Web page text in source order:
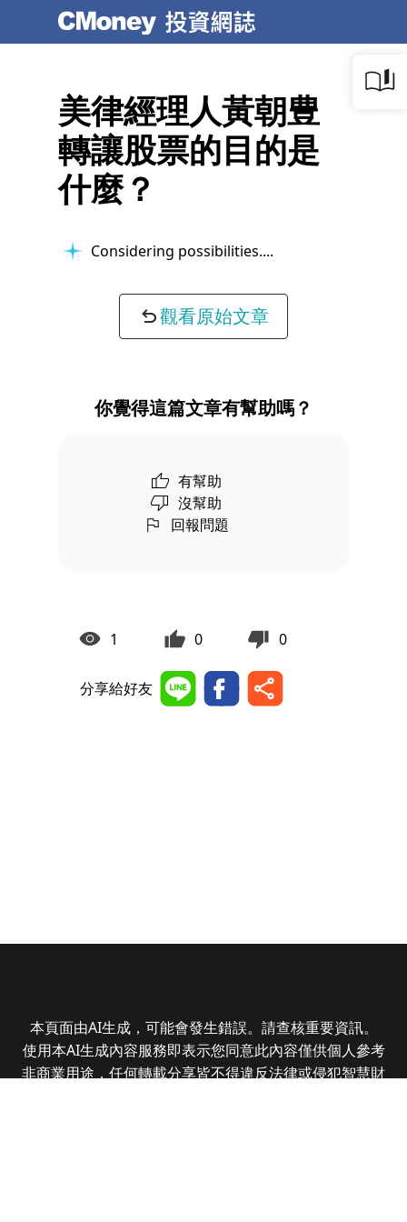
美律經理人黃朝豊
轉讓股票的目的是
什麼？
Considering possibilities...
觀看原始文章
你覺得這篇文章有幫助嗎？
有幫助
沒幫助
回報問題
1 0 0
分享給好友
本頁面由AI生成，可能會發生錯誤。請查核重要資訊。
使用本AI生成內容服務即表示您同意此內容僅供個人參考
非商業用途，任何轉載分享皆不得違反法律或侵犯智慧財